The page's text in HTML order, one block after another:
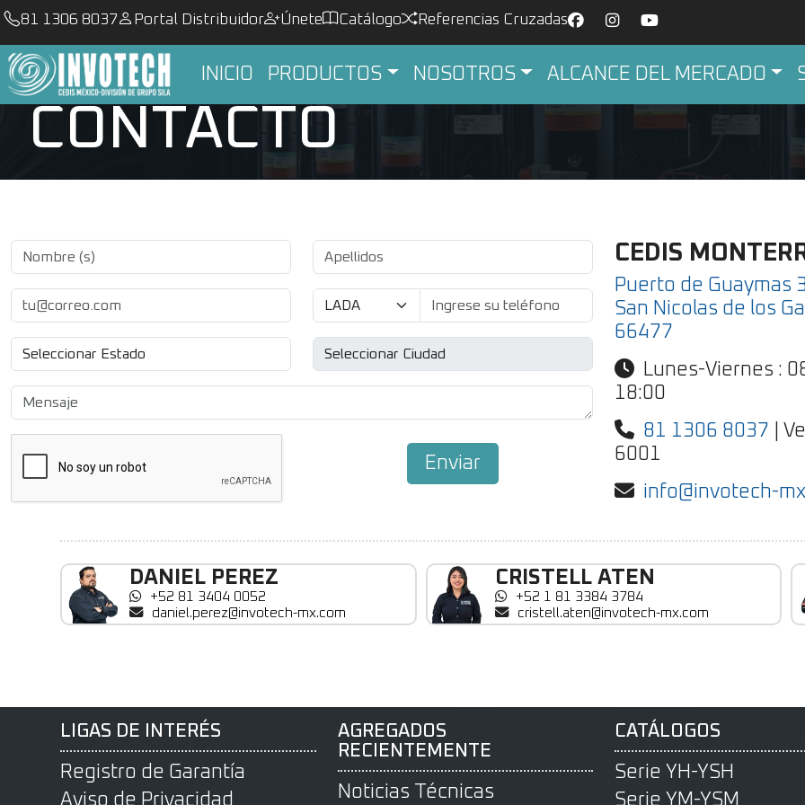
81 1306 8037 Portal Distribuidor Únete Catálogo Referencias Cruzadas
INICIO PRODUCTOS NOSOTROS ALCANCE DEL MERCADO
CONTACTO
Enviar
CEDIS
Puerto de Guaymas
San Nicolas de los
66477
Lunes-Viernes :
18:00
81 1306 8037 |
6001
info@invotech-
DANIEL PEREZ
+52 81 3404 0052
daniel.perez@invotech-mx.com
CRISTELL ATEN
+52 1 81 3384 3784
cristell.aten@invotech-mx.com
LIGAS DE INTERÉS
Registro de Garantía
Aviso de Privacidad
AGREGADOS
RECIENTEMENTE
Noticias Técnicas
CATÁLOGOS
Serie YH-YSH
Serie YM-YSM